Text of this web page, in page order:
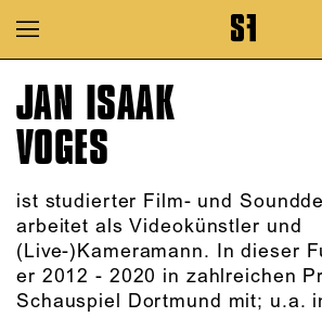
Zur Hauptnavigation
Zum Hauptinhalt springen
Zum Footer springen
JAN ISAAK
VOGES
ist studierter Film- und
arbeitet als Videokünstler und
(Live-)Kameramann. In dieser
er 2012 - 2020 in zahlreichen
Schauspiel Dortmund mit; u.a.